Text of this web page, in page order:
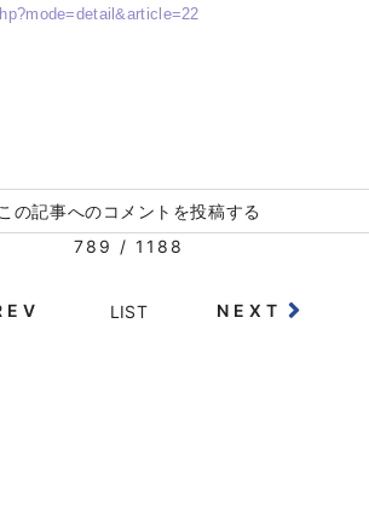
の記事へのコメントを投稿する
789 / 1188
LIST NEXT